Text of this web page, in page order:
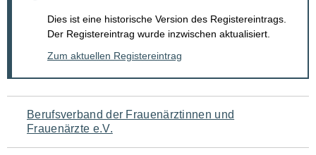
Dies ist eine historische Version des Registereintrags.
Der Registereintrag wurde inzwischen aktualisiert.
Zum aktuellen Registereintrag
Navigation
für
Berufsverband der Frauenärztinnen und
Frauenärzte e.V.